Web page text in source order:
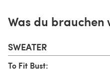
Was du brauchen
SWEATER
To Fit Bust: